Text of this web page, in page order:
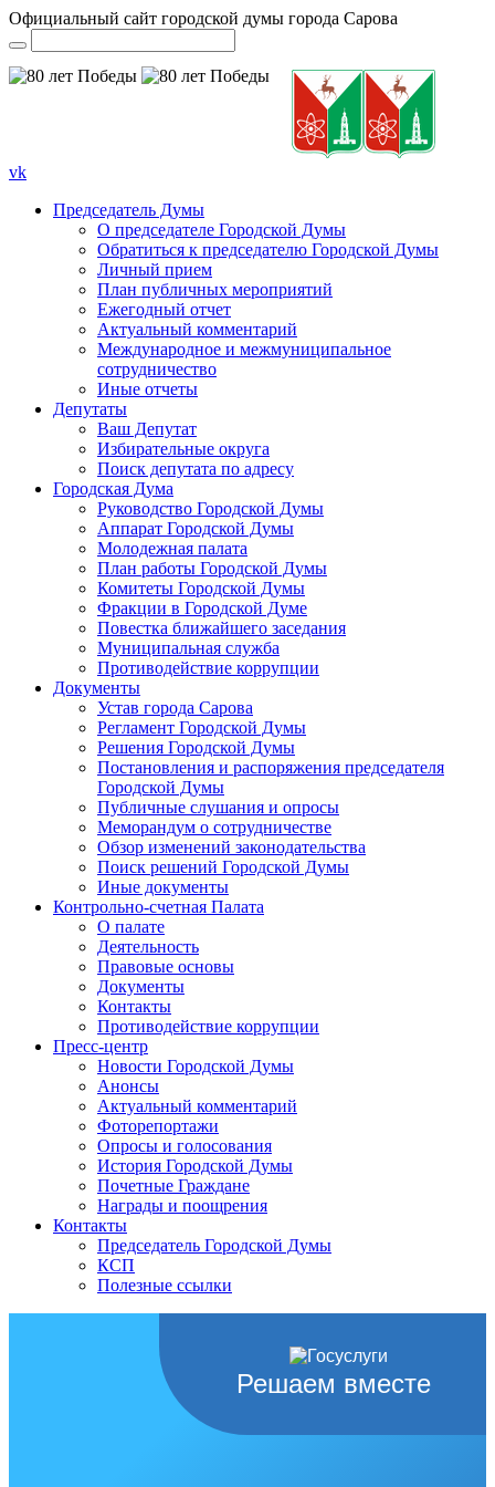
Официальный сайт городской думы города Сарова
vk
Председатель Думы
О председателе Городской Думы
Обратиться к председателю Городской Думы
Личный прием
План публичных мероприятий
Ежегодный отчет
Актуальный комментарий
Международное и межмуниципальное
сотрудничество
Иные отчеты
Депутаты
Ваш Депутат
Избирательные округа
Поиск депутата по адресу
Городская Дума
Руководство Городской Думы
Аппарат Городской Думы
Молодежная палата
План работы Городской Думы
Комитеты Городской Думы
Фракции в Городской Думе
Повестка ближайшего заседания
Муниципальная служба
Противодействие коррупции
Документы
Устав города Сарова
Регламент Городской Думы
Решения Городской Думы
Постановления и распоряжения председателя
Городской Думы
Публичные слушания и опросы
Меморандум о сотрудничестве
Обзор изменений законодательства
Поиск решений Городской Думы
Иные документы
Контрольно-счетная Палата
О палате
Деятельность
Правовые основы
Документы
Контакты
Противодействие коррупции
Пресс-центр
Новости Городской Думы
Анонсы
Актуальный комментарий
Фоторепортажи
Опросы и голосования
История Городской Думы
Почетные Граждане
Награды и поощрения
Контакты
Председатель Городской Думы
КСП
Полезные ссылки
Решаем вместе